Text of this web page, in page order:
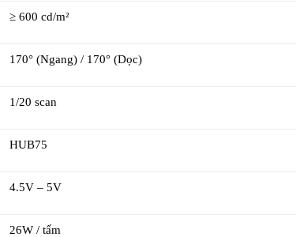
≥ 600 cd/m²
170° (Ngang) / 170° (Dọc)
1/20 scan
HUB75
4.5V – 5V
26W / tấm